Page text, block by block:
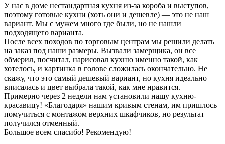
У нас в доме нестандартная кухня из-за короба и выступов,
поэтому готовые кухни (хоть они и дешевле) — это не наш
вариант. Мы с мужем много где были, но не нашли
подходящего варианта.
После всех походов по торговым центрам мы решили делать
на заказ под наши размеры. Вызвали замерщика, он все
обмерил, посчитал, нарисовал кухню именно такой, как
хотелось, и картинка в голове сложилась окончательно. Не
скажу, что это самый дешевый вариант, но кухня идеально
вписалась и цвет выбрала такой, как мне нравится.
Примерно через 2 недели нам установили нашу кухню-
красавицу! «Благодаря» нашим кривым стенам, им пришлось
помучиться с монтажом верхних шкафчиков, но результат
получился отменный.
Большое всем спасибо! Рекомендую!